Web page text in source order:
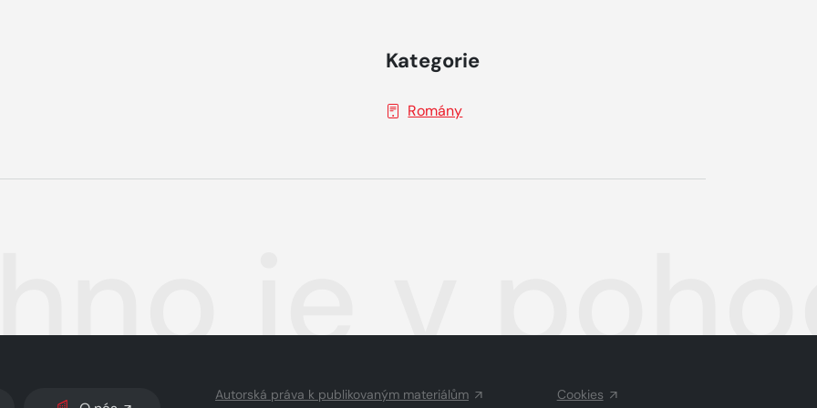
Kategorie
Romány
je v
Autorská práva k publikovaným materiálům Cookies